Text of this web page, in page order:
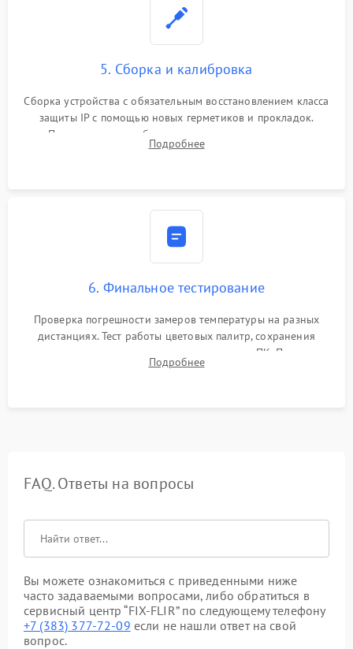
5. Сборка и калибровка
Сборка устройства с обязательным восстановлением класса
защиты IP с помощью новых герметиков и прокладок.
Программная калибровка матрицы по эталонному
абсолютно черному телу для точного измерения температур.
Подробнее
6. Финальное тестирование
Проверка погрешности замеров температуры на разных
дистанциях. Тест работы цветовых палитр, сохранения
термограмм в память и передачи данных на ПК. Проверка
автономности работы и итоговый контроль качества.
Подробнее
FAQ. Ответы на вопросы
Вы можете ознакомиться с приведенными ниже
часто задаваемыми вопросами, либо обратиться в
сервисный центр “FIX-FLIR” по следующему телефону
+7 (383) 377-72-09 если не нашли ответ на свой
вопрос.